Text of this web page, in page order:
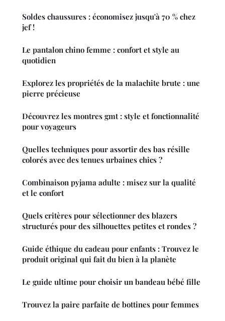
Soldes chaussures : économisez jusqu'à 70 % chez
jef !
Le pantalon chino femme : confort et style au
quotidien
Explorez les propriétés de la malachite brute : une
pierre précieuse
Découvrez les montres gmt : style et fonctionnalité
pour voyageurs
Quelles techniques pour assortir des bas résille
colorés avec des tenues urbaines chics ?
Combinaison pyjama adulte : misez sur la qualité
et le confort
Quels critères pour sélectionner des blazers
structurés pour des silhouettes petites et rondes ?
Guide éthique du cadeau pour enfants : Trouvez le
produit original qui fait du bien à la planète
Le guide ultime pour choisir un bandeau bébé fille
Trouvez la paire parfaite de bottines pour femmes